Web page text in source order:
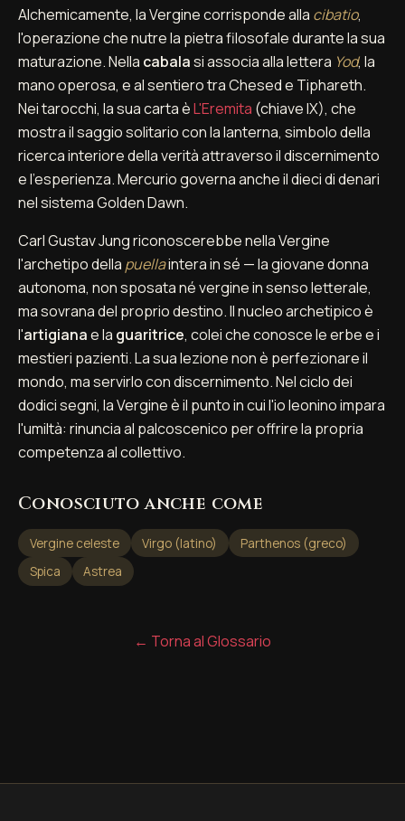
Alchemicamente, la Vergine corrisponde alla cibatio,
l'operazione che nutre la pietra filosofale durante la sua
maturazione. Nella cabalasi associa alla lettera Yod, la
mano operosa, e al sentiero tra Chesed e Tiphareth.
Nei tarocchi, la sua carta èL'Eremita (chiave IX), che
mostra il saggio solitario con la lanterna, simbolo della
ricerca interiore della verità attraverso il discernimento
e l'esperienza. Mercurio governa anche il dieci di denari
nel sistema Golden Dawn.
Carl Gustav Jung riconoscerebbe nella Vergine
l'archetipo della puellaintera in sé — la giovane donna
autonoma, non sposata né vergine in senso letterale,
ma sovrana del proprio destino. Il nucleo archetipico è
l'artigianae la guaritrice, colei che conosce le erbe e i
mestieri pazienti. La sua lezione non è perfezionare il
mondo, ma servirlo con discernimento. Nel ciclo dei
dodici segni, la Vergine è il punto in cui l'io leonino impara
l'umiltà: rinuncia al palcoscenico per offrire la propria
competenza al collettivo.
Conosciuto anche come
Vergine celeste Virgo (latino)
Parthenos (greco)
Spica
Astrea
← Torna al Glossario